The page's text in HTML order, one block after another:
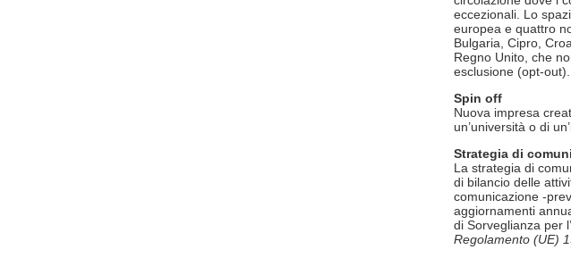
eccezionali. Lo
europea e quattro
Bulgaria, Cipro,
Regno Unito, che
esclusione (opt-out).
Spin off
Nuova impresa
un’università o di
Strategia di
La strategia di
di bilancio delle
comunicazione -
aggiornamenti
di Sorveglianza per
Regolamento (UE)